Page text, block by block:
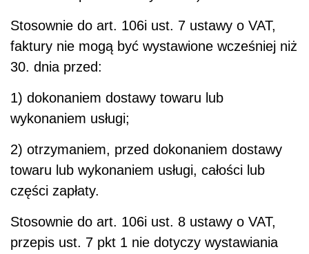
Stosownie do art. 106i ust. 7 ustawy o VAT,
faktury nie mogą być wystawione wcześniej niż
30. dnia przed:
1) dokonaniem dostawy towaru lub
wykonaniem usługi;
2) otrzymaniem, przed dokonaniem dostawy
towaru lub wykonaniem usługi, całości lub
części zapłaty.
Stosownie do art. 106i ust. 8 ustawy o VAT,
przepis ust. 7 pkt 1 nie dotyczy wystawiania